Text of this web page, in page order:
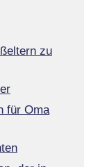
zu
für Oma